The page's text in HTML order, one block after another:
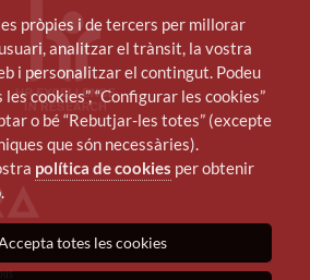
pròpies i de tercers per millorar
analitzar el trànsit, la vostra
i personalitzar el contingut. Podeu
cookies”, “Configurar les cookies”
o bé “Rebutjar-les totes” (excepte
que són necessàries).
política de cookies per obtenir
totes les cookies